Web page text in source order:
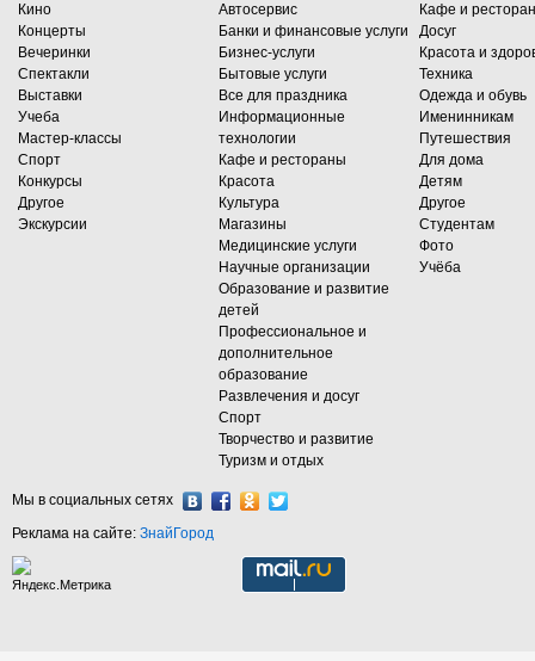
Кино
Концерты
Вечеринки
Спектакли
Выставки
Учеба
Мастер-классы
Спорт
Конкурсы
Другое
Экскурсии
Автосервис
Банки и финансовые услуги
Бизнес-услуги
Бытовые услуги
Все для праздника
Информационные
технологии
Кафе и рестораны
Красота
Культура
Магазины
Медицинские услуги
Научные организации
Образование и развитие
детей
Профессиональное и
дополнительное
образование
Развлечения и досуг
Спорт
Творчество и развитие
Туризм и отдых
Кафе и
Досуг
Красота и
Техника
Одежда и обувь
Именинникам
Путешествия
Для дома
Детям
Другое
Студентам
Фото
Учёба
Мы в социальных сетях
Реклама на сайте: ЗнайГород